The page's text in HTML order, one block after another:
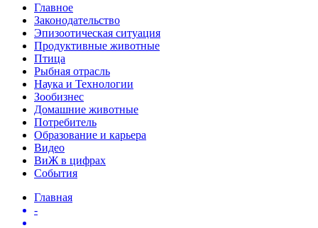
Главное
Законодательство
Эпизоотическая ситуация
Продуктивные животные
Птица
Рыбная отрасль
Наука и Технологии
Зообизнес
Домашние животные
Потребитель
Образование и карьера
Видео
ВиЖ в цифрах
События
Главная
-